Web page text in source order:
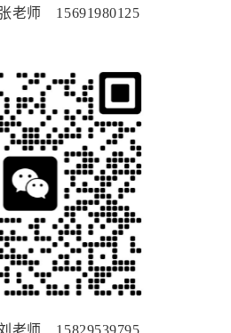
老师 15691980125
老师 15829539795